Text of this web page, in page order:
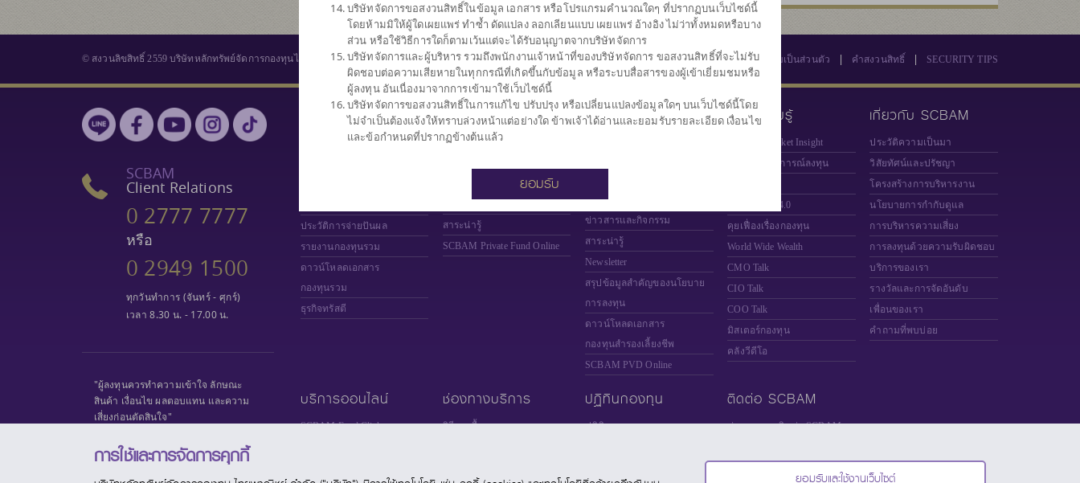
บริษัทจัดการขอสงวนสิทธิ์ในข้อมูล เอกสาร หรือโปรแกรมคำนวณใดๆ ที่ปรากฏบนเว็บไซด์นี้
โดยห้ามมิให้ผู้ใดเผยแพร่ ทำซ้ำ ดัดแปลง ลอกเลียนแบบ เผยแพร่ อ้างอิง ไม่ว่าทั้งหมดหรือบาง
ส่วน หรือใช้วิธีการใดก็ตามเว้นแต่จะได้รับอนุญาตจากบริษัทจัดการ
บริษัทจัดการและผู้บริหาร รวมถึงพนักงานเจ้าหน้าที่ของบริษัทจัดการ ขอสงวนสิทธิ์ที่จะไม่รับ
ผิดชอบต่อความเสียหายในทุกกรณีที่เกิดขึ้นกับข้อมูล หรือระบบสื่อสารของผู้เข้าเยี่ยมชมหรือ
ผู้ลงทุน อันเนื่องมาจากการเข้ามาใช้เว็บไซด์นี้
บริษัทจัดการขอสงวนสิทธิ์ในการแก้ไข ปรับปรุง หรือเปลี่ยนแปลงข้อมูลใดๆ บนเว็บไซด์นี้โดย
ไม่จำเป็นต้องแจ้งให้ทราบล่วงหน้าแต่อย่างใด ข้าพเจ้าได้อ่านและยอมรับรายละเอียด เงื่อนไข
และข้อกำหนดที่ปรากฏข้างต้นแล้ว
ยอมรับ
© สงวนลิขสิทธิ์ 2559 บริษัทหลักทรัพย์จัดการกองทุนไทยพาณิชย์ จำกัด นโยบายความเป็นส่วนตัว | คำสงวนสิทธิ์ | SECURITY TIPS
SCBAM
Client Relations
0 2777 7777
หรือ
0 2949 1500
ทุกวันทำการ (จันทร์ - ศุกร์)
เวลา 8.30 น. - 17.00 น.
"ผู้ลงทุนควรทำความเข้าใจ ลักษณะ
สินค้า เงื่อนไข ผลตอบแทน และความ
เสี่ยงก่อนตัดสินใจ"
กองทุนรวม
เลือกกองทุน
ประวัติการจ่ายปันผล
รายงานกองทุนรวม
ดาวน์โหลดเอกสาร
กองทุนรวม
ธุรกิจทรัสตี
กองทุนส่วนบุคคล
เกี่ยวกับกองทุนส่วนบุคคล
สาระน่ารู้
SCBAM Private Fund Online
กองทุนสำรอง
เลี้ยงชีพ
โดย บลจ.ไทยพาณิชย์
ข่าวสารและกิจกรรม
สาระน่ารู้
Newsletter
สรุปข้อมูลสำคัญของนโยบาย
การลงทุน
ดาวน์โหลดเอกสาร
กองทุนสำรองเลี้ยงชีพ
SCBAM PVD Online
คลังความรู้
SCBAM Market Insight
อัพเดทสถานการณ์ลงทุน
Money DIY 4.0
คุยเฟื่องเรื่องกองทุน
World Wide Wealth
CMO Talk
CIO Talk
COO Talk
มิสเตอร์กองทุน
คลังวีดีโอ
เกี่ยวกับ SCBAM
ประวัติความเป็นมา
วิสัยทัศน์และปรัชญา
โครงสร้างการบริหารงาน
นโยบายการกำกับดูแล
การบริหารความเสี่ยง
การลงทุนด้วยความรับผิดชอบ
บริการของเรา
รางวัลและการจัดอันดับ
เพื่อนของเรา
คำถามที่พบบ่อย
บริการออนไลน์
SCBAM Fund Click
ช่องทางบริการ
วิธีการซื้อขายกองทุน
ปฏิทินกองทุน
ปฏิทินการลงทุน
ติดต่อ SCBAM
ช่องทางการติดต่อ SCBAM
การใช้และการจัดการคุกกี้
ยอมรับและใช้งานเว็บไซต์